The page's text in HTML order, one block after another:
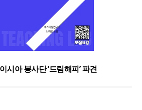
등 신앙 기반 국제구호단체에 20억 달
합 교인 수 214만 명… 전년 대비 5만
시아 봉사단 ‘드림해피’ 파견
합 교인 수 214만 명… 전년 대비 5만